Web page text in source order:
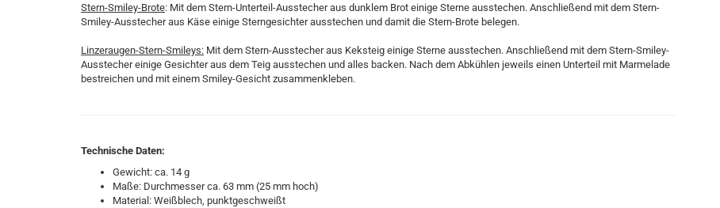
Stern-Smiley-Brote: Mit dem Stern-Unterteil-Ausstecher aus dunklem Brot einige Sterne ausstechen. Anschließend mit dem Stern-
Smiley-Ausstecher aus Käse einige Sterngesichter ausstechen und damit die Stern-Brote belegen.
Linzeraugen-Stern-Smileys: Mit dem Stern-Ausstecher aus Keksteig einige Sterne ausstechen. Anschließend mit dem Stern-Smiley-
Ausstecher einige Gesichter aus dem Teig ausstechen und alles backen. Nach dem Abkühlen jeweils einen Unterteil mit Marmelade
bestreichen und mit einem Smiley-Gesicht zusammenkleben.
Technische Daten:
Gewicht: ca. 14 g
Maße: Durchmesser ca. 63 mm (25 mm hoch)
Material: Weißblech, punktgeschweißt